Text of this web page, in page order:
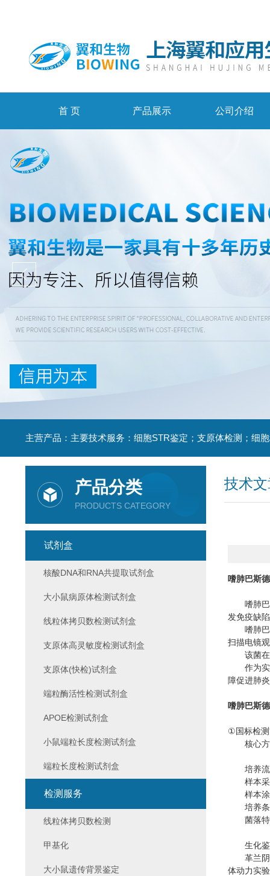
首 页 产品展示 公司介绍
技术
嗜肺巴斯
嗜肺
发免疫缺
嗜肺
扫描电镜
该菌
作为
障促进肺
嗜肺巴斯
① 国标检
核心
培养
样本
样本
培养
菌落
生化
革兰
体动力实
产品分类
PRODUCTS CATEGORY
试剂盒
核酸DNA和RNA共提取试剂盒
大小鼠病原体检测试剂盒
线粒体拷贝数检测试剂盒
支原体高灵敏度检测试剂盒
支原体(快检)试剂盒
端粒酶活性检测试剂盒
APOE检测试剂盒
小鼠端粒长度检测试剂盒
端粒长度检测试剂盒
检测服务
线粒体拷贝数检测
甲基化
大小鼠遗传背景鉴定